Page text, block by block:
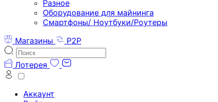
Разное
Оборудование для майнинга
Смартфоны/ Ноутбуки/Роутеры
Магазины
P2P
Лотерея
Аккаунт